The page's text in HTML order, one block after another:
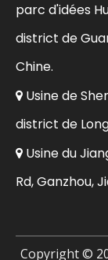
parc d'idées
district de
Chine.
 Usine de
district de
 Usine du
Rd, Ganzhou,
Copyright ©